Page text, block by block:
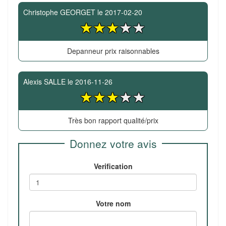
Christophe GEORGET le 2017-02-20
Depanneur prix raisonnables
Alexis SALLE le 2016-11-26
Très bon rapport qualité/prix
Donnez votre avis
Verification
Votre nom